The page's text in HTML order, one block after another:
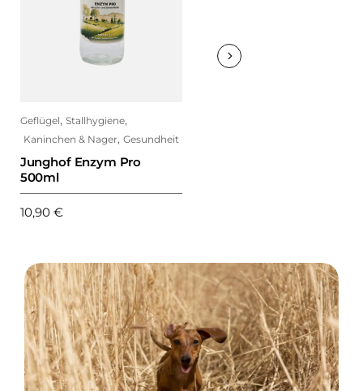
Stallhygiene,
& Nager, Gesundheit
Enzym Pro
Junghof Thymian 200 g